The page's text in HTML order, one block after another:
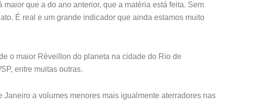
que a do ano anterior, que a matéria está feita. Sem
É real e um grande indicador que ainda estamos muito
o maior Réveillon do planeta na cidade do Rio de
entre muitas outras.
a volumes menores mais igualmente aterradores nas